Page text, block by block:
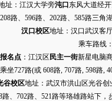
址：江汉大学旁沌口 东风大道经
路、596路、202路、585路三
汉口校区地址：汉口武汉客
乘车路线
名点：江汉区 民主一街新星电脑
坐727路(或 608路, 707路, 598路,
谷校区地址：武汉市洪山区光谷创
路、702路、521路等珞雄路站下